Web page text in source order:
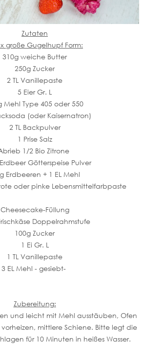
Zutaten
große Gugelhupf Form:
310g weiche Butter
250g Zucker
2 TL Vanillepaste
5 Eier Gr. L
Mehl Type 405 oder 550
(oder Kaisernatron)
2 TL Backpulver
1 Prise Salz
1/2 Bio Zitrone
Götterspeise Pulver
Erdbeeren + 1 EL Mehl
oder pinke Lebensmittelfarbpaste
Cheesecake-Füllung
Doppelrahmstufe
100g Zucker
1 Ei Gr. L
1 TL Vanillepaste
3 EL Mehl - gesiebt-
Zubereitung:
und leicht mit Mehl ausstäuben, Ofen
mittlere Schiene. Bitte legt die
für 10 Minuten in heißes Wasser.